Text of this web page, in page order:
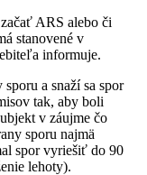
ARS alebo či
stanovené v
informuje.
a snaží sa spor
tak, aby boli
v záujme čo
sporu najmä
spor vyriešiť do 90
lehoty).